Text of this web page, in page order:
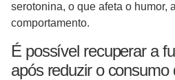
serotonina, o que afeta o humor,
comportamento.
É possível recuperar a
após reduzir o consumo